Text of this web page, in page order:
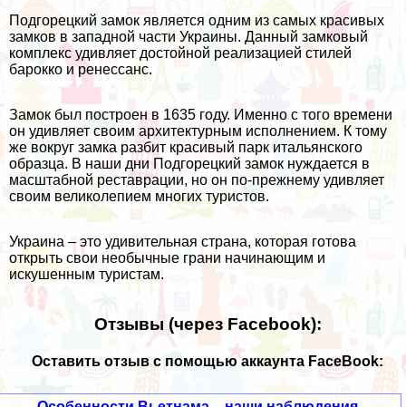
Подгорецкий замок является одним из самых красивых
замков в западной части Украины. Данный замковый
комплекс удивляет достойной реализацией стилей
барокко и ренессанс.
Замок был построен в 1635 году. Именно с того времени
он удивляет своим архитектурным исполнением. К тому
же вокруг замка разбит красивый парк итальянского
образца. В наши дни Подгорецкий замок нуждается в
масштабной реставрации, но он по-прежнему удивляет
своим великолепием многих туристов.
Украина – это удивительная страна, которая готова
открыть свои необычные грани начинающим и
искушенным туристам.
Отзывы (через Facebook):
Оставить отзыв с помощью аккаунта FaceBook: